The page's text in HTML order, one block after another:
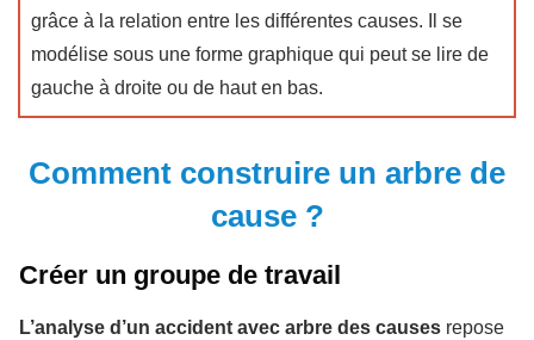
grâce à la relation entre les différentes causes. Il se
modélise sous une forme graphique qui peut se lire de
gauche à droite ou de haut en bas.
Comment construire un arbre de
cause ?
Créer un groupe de travail
L’analyse d’un accident avec arbre des causes repose